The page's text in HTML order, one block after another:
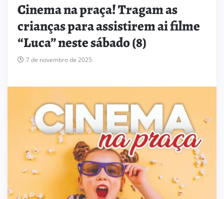
Cinema na praça! Tragam as
crianças para assistirem ai filme
“Luca” neste sábado (8)
7 de novembro de 2025